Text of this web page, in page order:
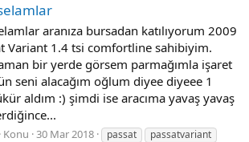
aranıza bursadan katılıyorum 2009
Variant 1.4 tsi comfortline sahibiyim.
bir yerde görsem parmağımla işaret
seni alacağım oğlum diyee diyeee 1
aldım :) şimdi ise aracıma yavaş yavaş
Konu 30 Mar 2018 passat
passatvariant